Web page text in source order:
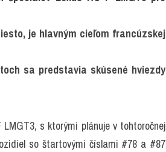
je hlavným cieľom francúzskej
sa predstavia skúsené hviezdy
s ktorými plánuje v tohtoročnej
so štartovými číslami #78 a #87